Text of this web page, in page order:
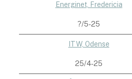
Energinet, Fredericia
?/5-25
ITW, Odense
25/4-25